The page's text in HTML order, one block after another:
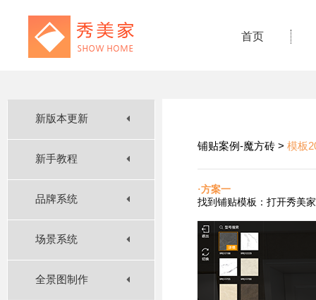
首页
新版本更新
新手教程
品牌系统
场景系统
全景图制作
铺贴案例-魔方砖 > 模板
·方案一
找到铺贴模板：打开秀美